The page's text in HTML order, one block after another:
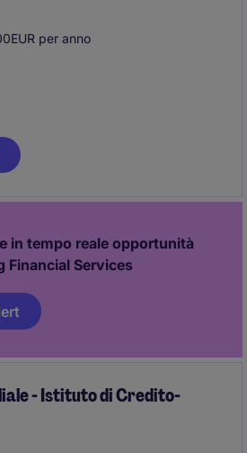
per anno
Direttrice di Filiale
di nuova costituzione con
il business locale e
in tempo reale opportunità
Financial Services
- Istituto di Credito-